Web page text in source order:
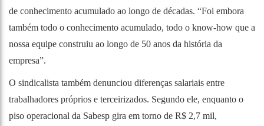
de conhecimento acumulado ao longo de décadas. “Foi embora
também todo o conhecimento acumulado, todo o know-how que a
nossa equipe construiu ao longo de 50 anos da história da
empresa”.
O sindicalista também denunciou diferenças salariais entre
trabalhadores próprios e terceirizados. Segundo ele, enquanto o
piso operacional da Sabesp gira em torno de R$ 2,7 mil,